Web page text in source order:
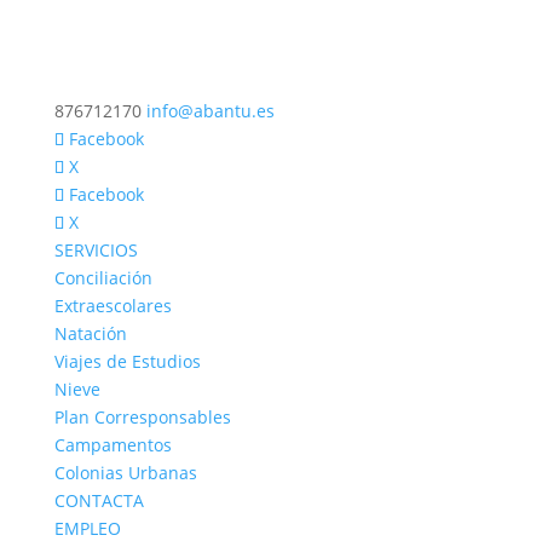
876712170 info@abantu.es
Facebook
X
Facebook
X
SERVICIOS
Conciliación
Extraescolares
Natación
Viajes de Estudios
Nieve
Plan Corresponsables
Campamentos
Colonias Urbanas
CONTACTA
EMPLEO